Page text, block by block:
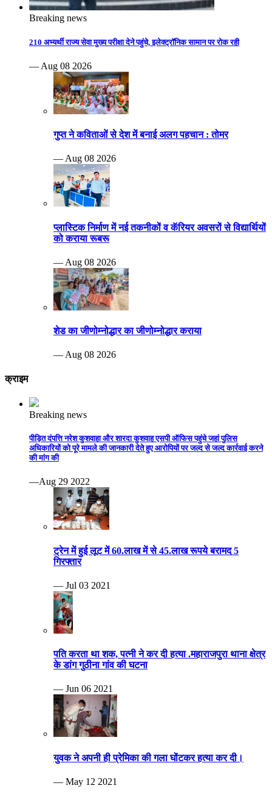
Breaking news
210 अभ्यर्थी राज्य सेवा मुख्य परीक्षा देने पहुंचे, इलेक्ट्रॉनिक सामान पर रोक रही
— Aug 08 2026
गुप्त ने कविताओं से देश में बनाई अलग पहचान : तोमर
— Aug 08 2026
प्लास्टिक निर्माण में नई तकनीकों व कॅरियर अवसरों से विद्यार्थियों
को कराया रूबरू
— Aug 08 2026
शेड का जीणोम्नोद्धार का जीणोम्नोद्धार कराया
— Aug 08 2026
क्राइम
Breaking news
पीड़ित दंपत्ति नरेश कुशवाहा और शारदा कुशवाह एसपी ऑफिस पहुंचे जहां पुलिस
अधिकारियों को पूरे मामले की जानकारी देते हुए आरोपियों पर जल्द से जल्द कार्रवाई करने
की मांग की
—Aug 29 2022
ट्रेन में हुई लूट में 60.लाख में से 45.लाख रूपये बरामद 5
गिरफ्तार
— Jul 03 2021
पति करता था शक, पत्नी ने कर दी हत्या .महाराजपुरा थाना क्षेत्र
के डांग गुठीना गांव की घटना
— Jun 06 2021
युवक ने अपनी ही प्रेमिका की गला घोंटकर हत्या कर दी।
— May 12 2021